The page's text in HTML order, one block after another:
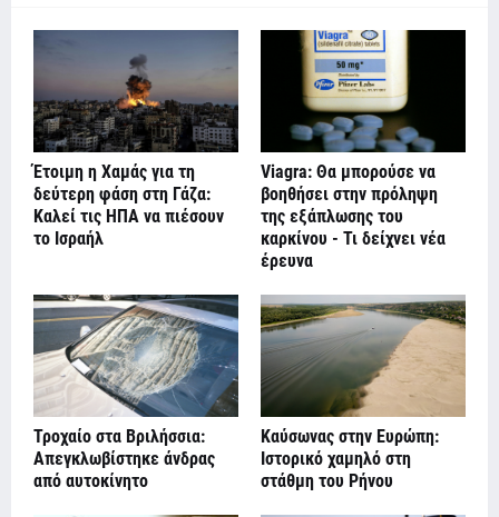
Έτοιμη η Χαμάς για τη
δεύτερη φάση στη Γάζα:
Καλεί τις ΗΠΑ να πιέσουν
το Ισραήλ
Viagra: Θα μπορούσε να
βοηθήσει στην πρόληψη
της εξάπλωσης του
καρκίνου - Τι δείχνει νέα
έρευνα
Τροχαίο στα Βριλήσσια:
Απεγκλωβίστηκε άνδρας
από αυτοκίνητο
Καύσωνας στην Ευρώπη:
Ιστορικό χαμηλό στη
στάθμη του Ρήνου